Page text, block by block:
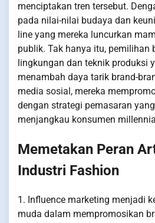
menciptakan tren tersebut.
pada nilai-nilai budaya dan
line yang mereka luncurkan
publik. Tak hanya itu, pemilihan
lingkungan dan teknik produksi
menambah daya tarik brand-
media sosial, mereka
dengan strategi pemasaran
menjangkau konsumen
Memetakan Peran
Industri Fashion
1. Influence marketing menjadi
muda dalam mempromosikan